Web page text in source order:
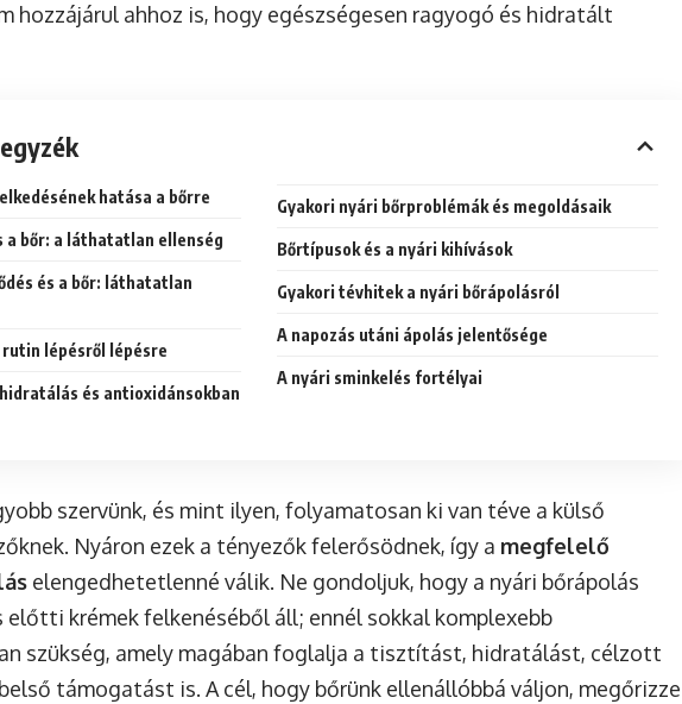
hozzájárul ahhoz is, hogy egészségesen ragyogó és hidratált
hatása a bőrre
a bőr: a láthatatlan ellenség
és a bőr: láthatatlan
lépésről lépésre
és antioxidánsokban
Gyakori nyári bőrproblémák és megoldásaik
Bőrtípusok és a nyári kihívások
Gyakori tévhitek a nyári bőrápolásról
A napozás utáni ápolás jelentősége
A nyári sminkelés fortélyai
szervünk, és mint ilyen, folyamatosan ki van téve a külső
Nyáron ezek a tényezők felerősödnek, így a megfelelő
elengedhetetlenné válik. Ne gondoljuk, hogy a nyári bőrápolás
előtti krémek felkenéséből áll; ennél sokkal komplexebb
szükség, amely magában foglalja a tisztítást, hidratálást, célzott
támogatást is. A cél, hogy bőrünk ellenállóbbá váljon, megőrizze